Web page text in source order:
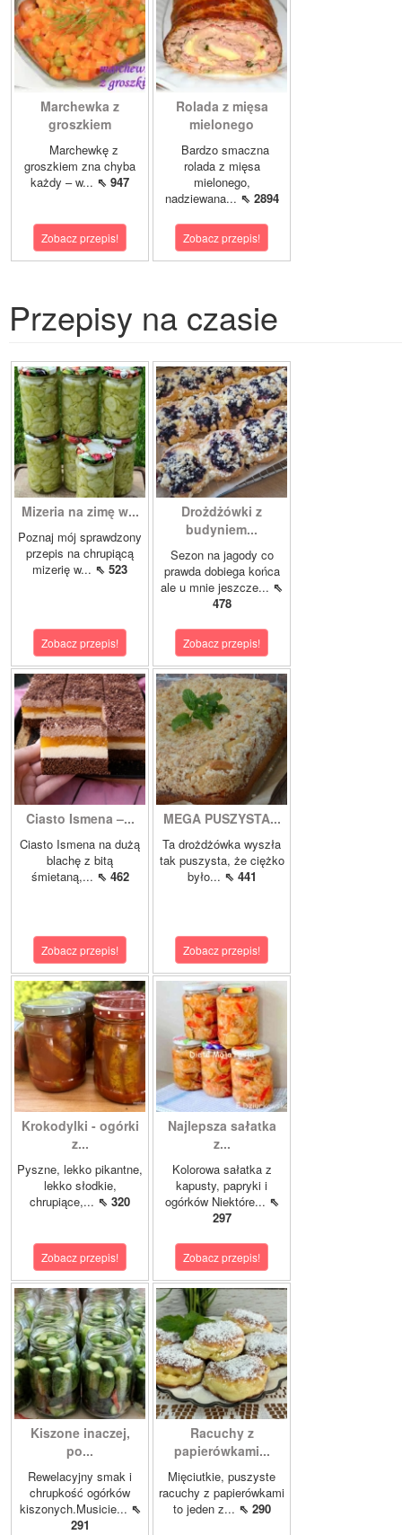
Marchewka z
groszkiem
Marchewkę z
groszkiem zna chyba
każdy – w... ⇖ 947
Zobacz przepis!
Rolada z mięsa
mielonego
Bardzo smaczna
rolada z mięsa
mielonego,
nadziewana... ⇖ 2894
Zobacz przepis!
Przepisy na czasie
Mizeria na zimę w...
Poznaj mój sprawdzony
przepis na chrupiącą
mizerię w... ⇖ 523
Zobacz przepis!
Drożdżówki z
budyniem...
Sezon na jagody co
prawda dobiega końca
ale u mnie jeszcze... ⇖
478
Zobacz przepis!
Ciasto Ismena –...
Ciasto Ismena na dużą
blachę z bitą
śmietaną,... ⇖ 462
Zobacz przepis!
MEGA PUSZYSTA...
Ta drożdżówka wyszła
tak puszysta, że ciężko
było... ⇖ 441
Zobacz przepis!
Krokodylki - ogórki
z...
Pyszne, lekko pikantne,
lekko słodkie,
chrupiące,... ⇖ 320
Zobacz przepis!
Najlepsza sałatka
z...
Kolorowa sałatka z
kapusty, papryki i
ogórków Niektóre... ⇖
297
Zobacz przepis!
Kiszone inaczej,
po...
Rewelacyjny smak i
chrupkość ogórków
kiszonych.Musicie... ⇖
291
Racuchy z
papierówkami...
Mięciutkie, puszyste
racuchy z papierówkami
to jeden z... ⇖ 290